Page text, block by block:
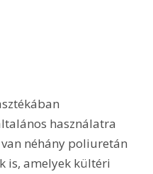
használatra
néhány poliuretán
is, amelyek kültéri